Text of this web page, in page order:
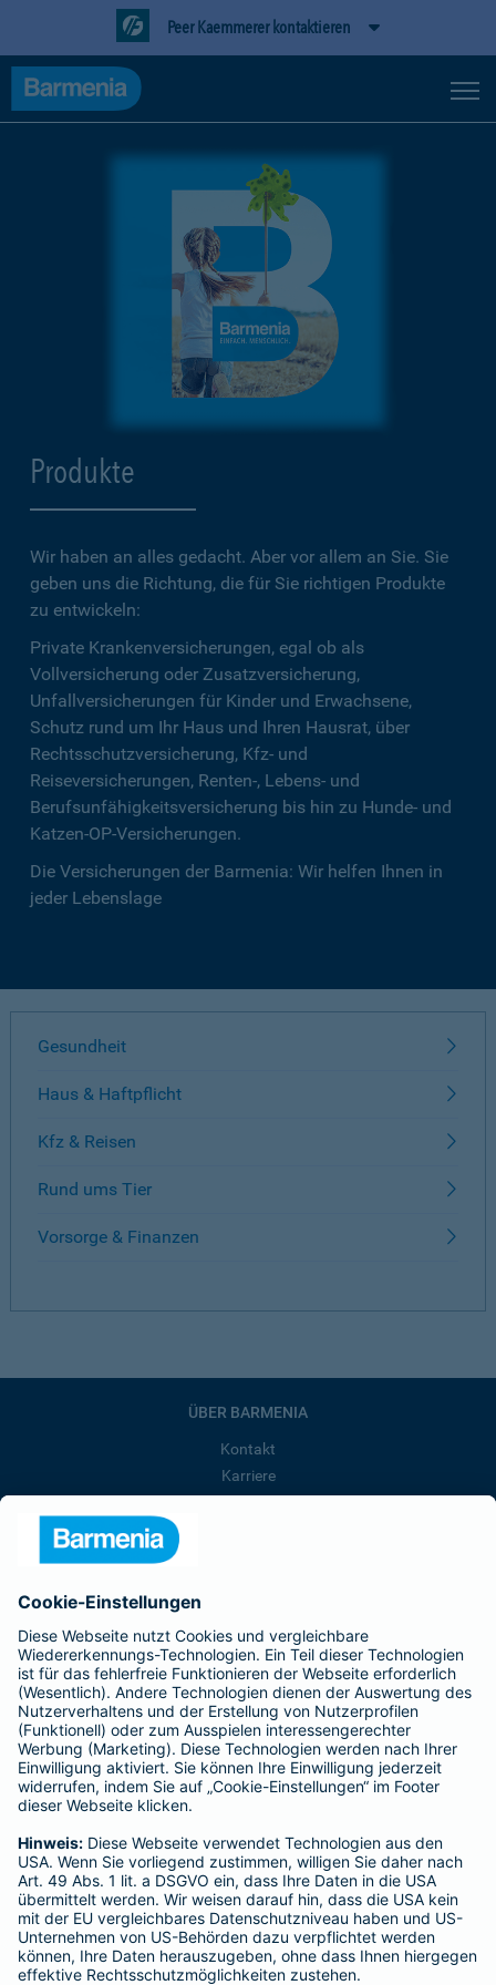
Peer Kaemmerer kontaktieren
Produkte
Wir haben an alles gedacht. Aber vor allem an Sie. Sie
geben uns die Richtung, die für Sie richtigen Produkte
zu entwickeln:
Private Krankenversicherungen, egal ob als
Vollversicherung oder Zusatzversicherung,
Unfallversicherungen für Kinder und Erwachsene,
Schutz rund um Ihr Haus und Ihren Hausrat, über
Rechtsschutzversicherung, Kfz- und
Reiseversicherungen, Renten-, Lebens- und
Berufsunfähigkeitsversicherung bis hin zu Hunde- und
Katzen-OP-Versicherungen.
Die Versicherungen der Barmenia: Wir helfen Ihnen in
jeder Lebenslage
Gesundheit
Haus & Haftpflicht
Kfz & Reisen
Rund ums Tier
Vorsorge & Finanzen
ÜBER BARMENIA
Kontakt
Karriere
Barmenia ist Teil der BarmeniaGothaer
BELIEBTE SEITEN
Kranken-Zusatzversicherung
Tierversicherungen
Haftpflichtversicherung
Hausratversicherung
Adresse ändern
Schaden melden
Kilometerstandsmeldung
Serviceübersicht